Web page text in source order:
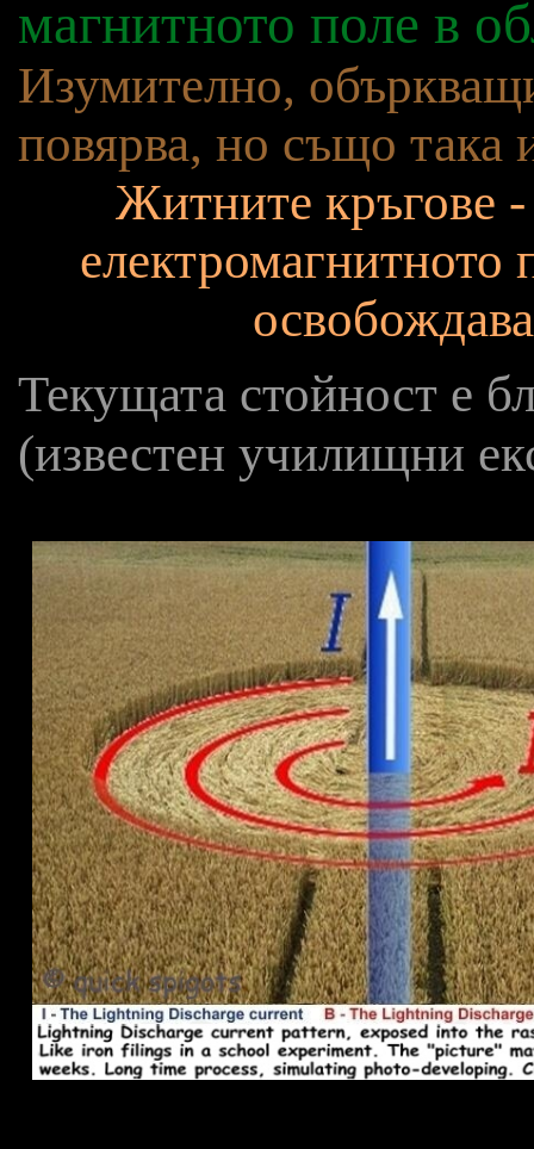
магнитното поле в
Изумително,
повярва, но също така
Житните кръгове
електромагнитното
Текущата стойност е
(известен училищни